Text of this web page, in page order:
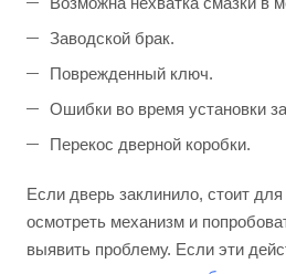
Заводской брак.
Поврежденный ключ.
Ошибки во время установки
Перекос дверной коробки.
Если дверь заклинило, стоит
осмотреть механизм и
выявить проблему. Если эти